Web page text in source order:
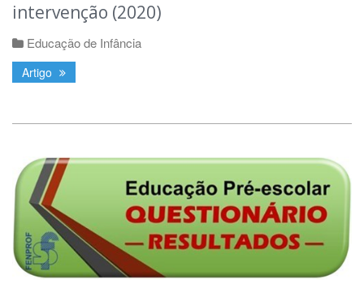
intervenção (2020)
Educação de Infância
Artigo